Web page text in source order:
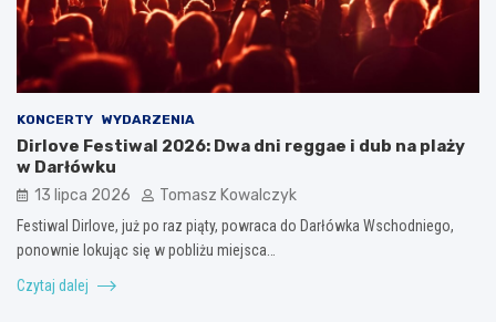
KONCERTY WYDARZENIA
Dirlove Festiwal 2026: Dwa dni reggae i dub na plaży
w Darłówku
13 lipca 2026 Tomasz Kowalczyk
Festiwal Dirlove, już po raz piąty, powraca do Darłówka Wschodniego,
ponownie lokując się w pobliżu miejsca…
Czytaj dalej